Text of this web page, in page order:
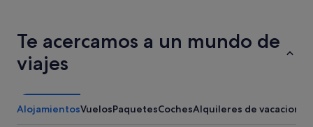
Te acercamos a un mundo de
viajes
AlojamientosVuelosPaquetesCochesAlquileres de vacaciones